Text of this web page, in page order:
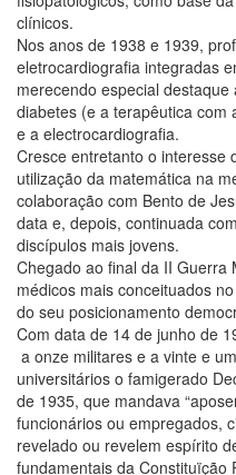
clínicos.
Nos anos de 1938 e 1939,
eletrocardiografia integradas
merecendo especial
diabetes (e a terapêutica com
e a electrocardiografia.
Cresce entretanto o interesse
utilização da matemática na
colaboração com Bento de
data e, depois, continuada
discípulos mais jovens.
Chegado ao final da II Guerra
médicos mais conceituados
do seu posicionamento
Com data de 14 de junho de
a onze militares e a vinte e
universitários o famigerado
de 1935, que mandava
funcionários ou empregados,
revelado ou revelem espírito
fundamentais da Constituïção